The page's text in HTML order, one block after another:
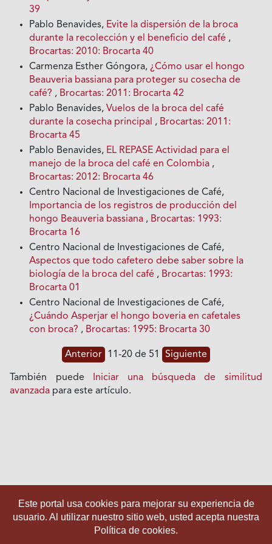
39
Pablo Benavides, Evite la dispersión de la broca
durante la recolección y el beneficio del café ,
Brocartas: 2010: Brocarta 40
Carmenza Esther Góngora,¿Cómo usar el hongo
Beauveria bassiana para proteger su cosecha de
café? , Brocartas: 2011: Brocarta 42
Pablo Benavides,Vuelos de la broca del café
durante la cosecha principal , Brocartas: 2011:
Brocarta 45
Pablo Benavides, EL REPASE Actividad para el
manejo de la broca del café en Colombia ,
Brocartas: 2012: Brocarta 46
Centro Nacional de Investigaciones de Café,
Importancia de los registros de producción del
hongo Beauveria bassiana , Brocartas: 1993:
Brocarta 16
Centro Nacional de Investigaciones de Café,
Aspectos que todo cafetero debe saber sobre la
biología de la broca del café , Brocartas: 1993:
Brocarta 01
Centro Nacional de Investigaciones de Café,
¿Cuándo Asperjar el hongo boveria en cafetales
con broca? , Brocartas: 1995: Brocarta 30
Anterior 11-20 de 51 Siguiente
También puede Iniciar una búsqueda de similitud
avanzada para este artículo.
Este portal usa cookies para mejorar su experiencia de
usuario. Al utilizar nuestro sitio web, usted acepta nuestra
Política de cookies.